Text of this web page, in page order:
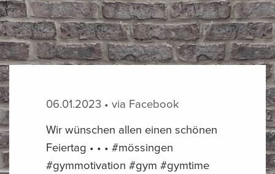
06.01.2023 • via Facebook
Wir wünschen allen einen schönen
Feiertag • • • #mössingen
#gymmotivation #gym #gymtime